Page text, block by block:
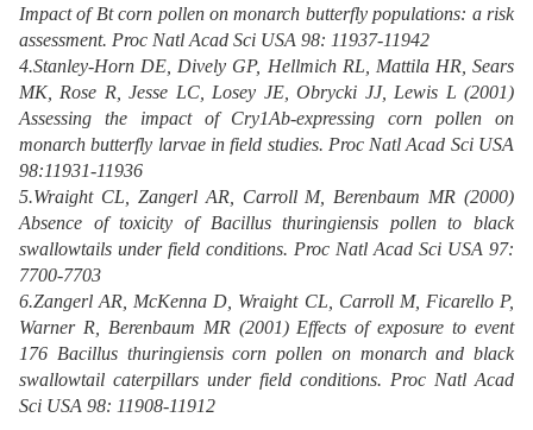
Impact of Bt corn pollen on monarch butterfly populations: a risk
assessment. Proc Natl Acad Sci USA 98: 11937-11942
4.Stanley-Horn DE, Dively GP, Hellmich RL, Mattila HR, Sears
MK, Rose R, Jesse LC, Losey JE, Obrycki JJ, Lewis L (2001)
Assessing the impact of Cry1Ab-expressing corn pollen on
monarch butterfly larvae in field studies. Proc Natl Acad Sci USA
98:11931-11936
5.Wraight CL, Zangerl AR, Carroll M, Berenbaum MR (2000)
Absence of toxicity of Bacillus thuringiensis pollen to black
swallowtails under field conditions. Proc Natl Acad Sci USA 97:
7700-7703
6.Zangerl AR, McKenna D, Wraight CL, Carroll M, Ficarello P,
Warner R, Berenbaum MR (2001) Effects of exposure to event
176 Bacillus thuringiensis corn pollen on monarch and black
swallowtail caterpillars under field conditions. Proc Natl Acad
Sci USA 98: 11908-11912